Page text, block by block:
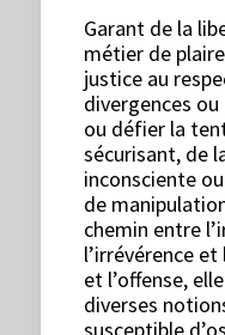
Garant de la
métier de
justice au
divergences
ou défier la
sécurisant, de
inconsciente
de
chemin entre
l’irrévérence
et l’offense,
diverses